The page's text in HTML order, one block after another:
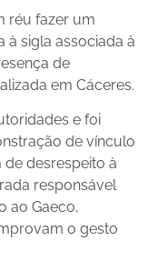
réu fazer um
à sigla associada à
de
em Cáceres.
e foi
de vínculo
desrespeito à
responsável
ao Gaeco,
o gesto